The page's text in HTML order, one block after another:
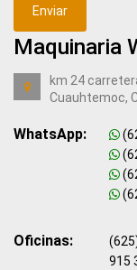
Enviar
Maquinaria
km 24
Cuauhtemoc,
WhatsApp:
Oficinas:
915